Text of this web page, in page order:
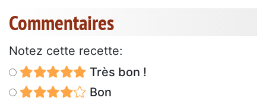
Commentaires
Notez cette recette:
Très bon !
Bon